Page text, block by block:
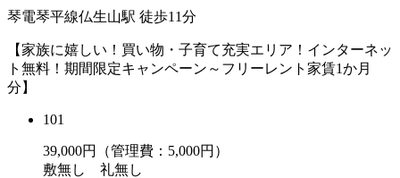
琴電琴平線仏生山駅 徒歩11分
【家族に嬉しい！買い物・子育て充実エリア！インターネッ
ト無料！期間限定キャンペーン～フリーレント家賃1か月
分】
101
39,000円（管理費：5,000円）
敷無し 礼無し